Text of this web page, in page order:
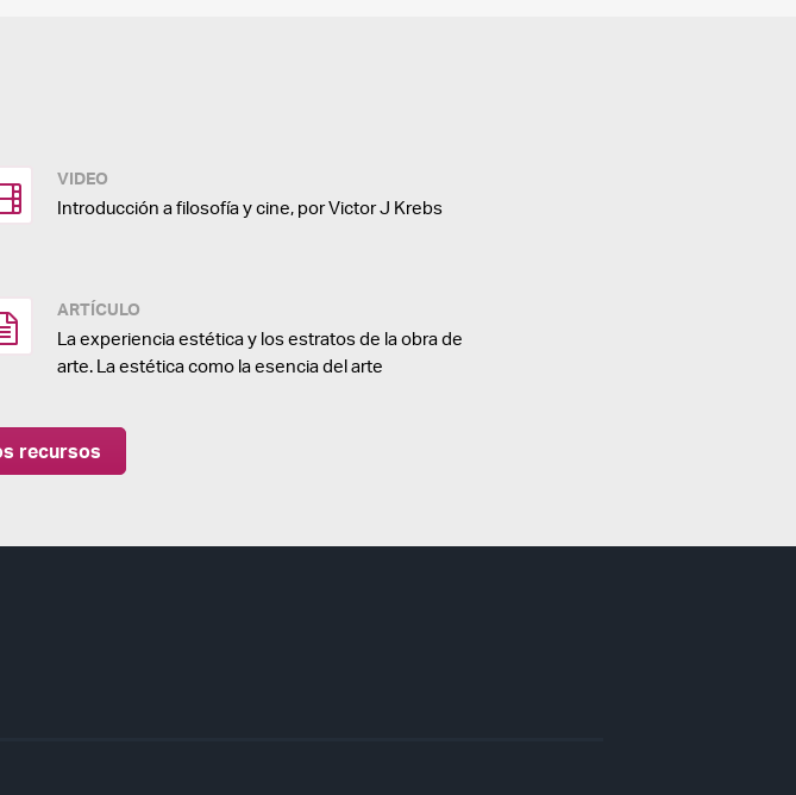
VIDEO
Introducción a filosofía y cine, por Victor J Krebs
ARTÍCULO
La experiencia estética y los estratos de la obra de
arte. La estética como la esencia del arte
recursos